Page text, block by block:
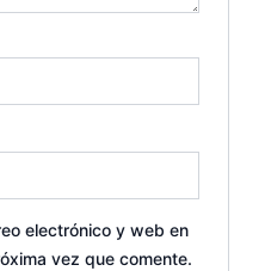
electrónico y web en
vez que comente.